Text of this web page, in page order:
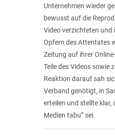
Unternehmen wieder
bewusst auf die
Video verzichteten
Opfern des Attentates
Zeitung auf ihrer
Teile des Videos sowie
Reaktion darauf sah
Verband genötigt, in
erteilen und stellte klar,
Medien tabu” sei.